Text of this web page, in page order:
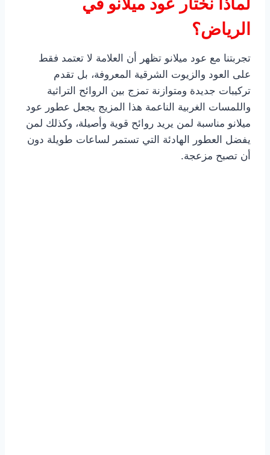
الرياض؟
تجربتنا مع عود ميلانو تظهر أن العلامة لا تعتمد فقط
على العود والزيوت الشرقية المعروفة، بل تقدم
تركيبات جديدة ومتوازنة تمزج بين الروائح التراثية
واللمسات الغربية الناعمة هذا المزيج يجعل عطور عود
ميلانو مناسبة لمن يريد روائح قوية وأصيلة، وكذلك لمن
يفضل العطور الهادئة التي تستمر لساعات طويلة دون
أن تصبح مزعجة.